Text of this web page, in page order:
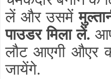
लें और उसमें
पाउडर मिला लें.
लौट आएगी औएर
जायेंगे.